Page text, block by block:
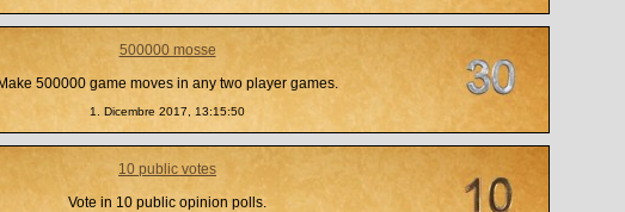
500000 mosse
500000 game moves in any two player games.
1. Dicembre 2017, 13:15:50
10 public votes
Vote in 10 public opinion polls.